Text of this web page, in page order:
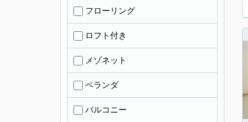
フローリング
ロフト付き
メゾネット
ベランダ
バルコニー